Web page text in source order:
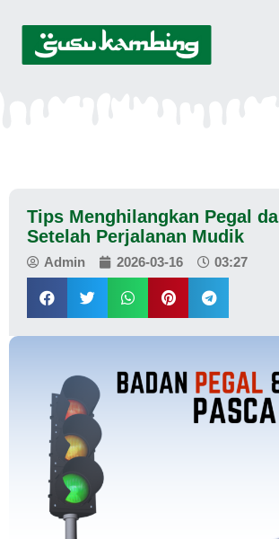
Tips Menghilangkan Pegal
Setelah Perjalanan Mudik
Admin 2026-03-16 03:27